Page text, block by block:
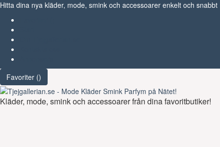
Hitta dina nya kläder, mode, smink och accessoarer enkelt och snabbt
Favoriter ()
Kläder, mode, smink och accessoarer från dina favoritbutiker!